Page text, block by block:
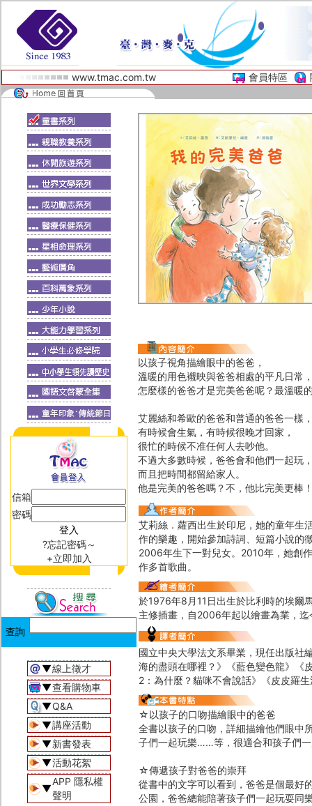
www.tmac.com.tw 會員特區
信箱
密碼
?忘記密碼～
+立即加入
▼線上徵才
▼查看購物車
▼Q&A
▼講座活動
▼新書發表
▼活動花絮
▼
APP 隱私權
聲明
以孩子視角描繪眼中的爸爸，
溫暖的用色襯映與爸爸相處的平凡日常
怎麼樣的爸爸才是完美爸爸呢？最溫暖
艾麗絲和希歐的爸爸和普通的爸爸一樣
有時候會生氣，有時候很晚才回家，
很忙的時候不准任何人去吵他。
不過大多數時候，爸爸會和他們一起玩
而且把時間都留給家人。
他是完美的爸爸嗎？不，他比完美更棒
艾莉絲．蘿西出生於印尼，她的童年生
作的樂趣，開始參加詩詞、短篇小說
2006年生下一對兒女。2010年，她創
作多首歌曲。
於1976年8月11日出生於比利時的埃爾
主修插畫，自2006年起以繪畫為業，
國立中央大學法文系畢業，現任出版社
海的盡頭在哪裡？》《藍色變色龍》《
2：為什麼？貓咪不會說話》《皮皮羅
☆以孩子的口吻描繪眼中的爸爸
全書以孩子的口吻，詳細描繪他們眼中
子們一起玩樂……等，很適合和孩子們
☆傳遞孩子對爸爸的崇拜
從書中的文字可以看到，爸爸是個最好
公園，爸爸總能陪著孩子們一起玩耍同